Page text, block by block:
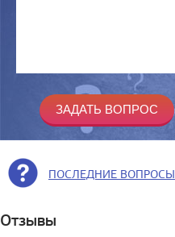
ПОСЛЕДНИЕ ВОПРОСЫ
Отзывы